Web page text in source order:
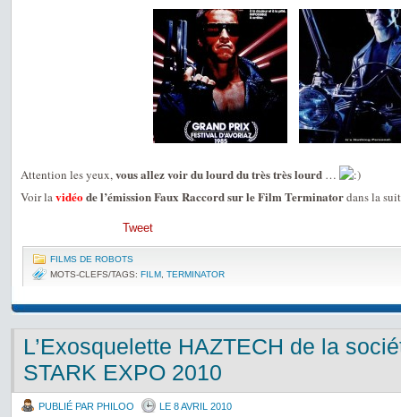
Attention les yeux,vous allez voir du lourd du très très lourd …
Voir lavidéode l’émission Faux Raccord sur le Film Terminatordans la
Tweet
FILMS DE ROBOTS
MOTS-CLEFS/TAGS: FILM TERMINATOR
L’Exosquelette HAZTECH de la
STARK EXPO 2010
PUBLIÉ PAR PHILOO LE 8 AVRIL 2010